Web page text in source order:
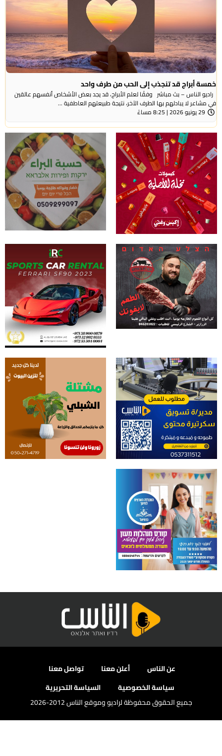
خمسة أبراج قد تنجذب إلى الحب من طرف واحد
راديو الناس – بث مباشر وفقًا لعلم الأبراج، قد يجد بعض الأشخاص أنفسهم عالقين
في مشاعر لا يبادلهم بها الطرف الآخر، نتيجة طبيعتهم العاطفية ...
29 يونيو 2026 | 8:25 مساءً
عن الناس أعلن معنا
تواصل معنا
سياسة الخصوصية
السياسة التحريرية
جميع الحقوق محفوظة لراديو وموقع الناس 2012-2026